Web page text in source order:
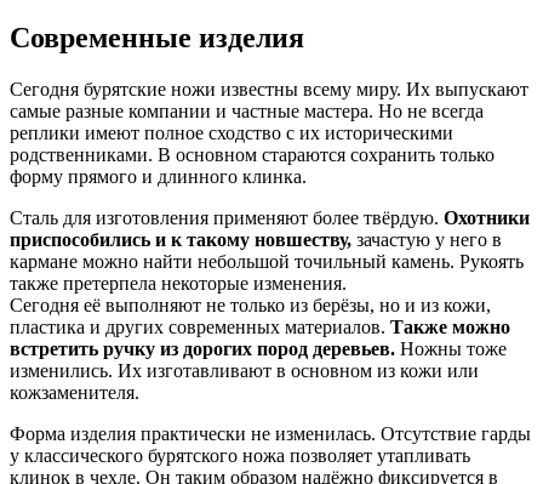
Современные изделия
Сегодня бурятские ножи известны всему миру. Их выпускают
самые разные компании и частные мастера. Но не всегда
реплики имеют полное сходство с их историческими
родственниками. В основном стараются сохранить только
форму прямого и длинного клинка.
Сталь для изготовления применяют более твёрдую. Охотники
приспособились и к такому новшеству, зачастую у него в
кармане можно найти небольшой точильный камень. Рукоять
также претерпела некоторые изменения.
Сегодня её выполняют не только из берёзы, но и из кожи,
пластика и других современных материалов. Также можно
встретить ручку из дорогих пород деревьев. Ножны тоже
изменились. Их изготавливают в основном из кожи или
кожзаменителя.
Форма изделия практически не изменилась. Отсутствие гарды
у классического бурятского ножа позволяет утапливать
клинок в чехле. Он таким образом надёжно фиксируется в